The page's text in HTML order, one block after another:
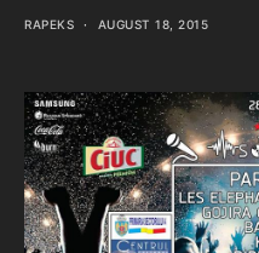
RAPEKS AUGUST 18, 2015